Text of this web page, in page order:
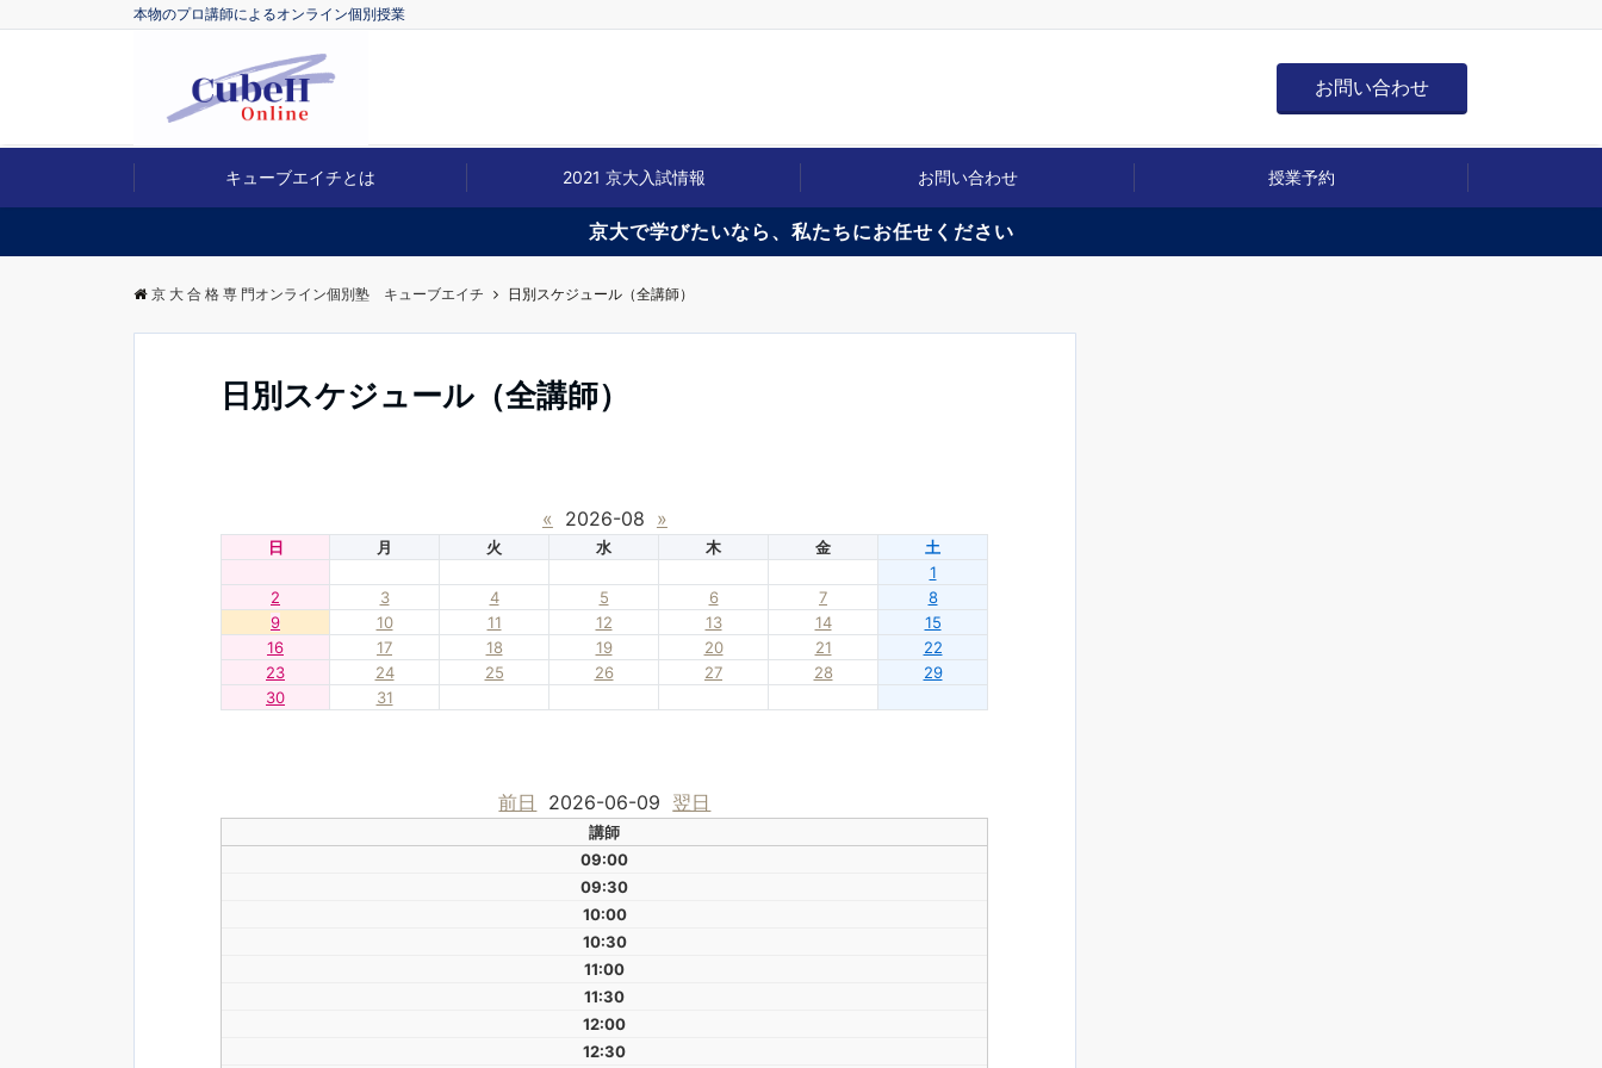
本物のプロ講師によるオンライン個別授業
お問い合わせ
キューブエイチとは 2021 京大入試情報 お問い合わせ 授業予約
京大で学びたいなら、私たちにお任せください
京 大 合 格 専 門オンライン個別塾 キューブエイチ 日別スケジュール（全講師）
日別スケジュール（全講師）
« 2026-08 »
日 月 火 水 木 金
土
1
2
3 4 5 6 7
8
9
10 11 12 13 14
15
16
17 18 19 20 21
22
23
24 25 26 27 28
29
30
31
前日 2026-06-09 翌日
講師
09:00
09:30
10:00
10:30
11:00
11:30
12:00
12:30